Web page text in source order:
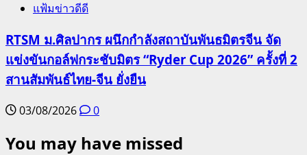
แฟ้มข่าวดีดี
RTSM ม.ศิลปากร ผนึกกำลังสถาบันพันธมิตรจีน จัด
แข่งขันกอล์ฟกระชับมิตร “Ryder Cup 2026” ครั้งที่ 2
สานสัมพันธ์ไทย-จีน ยั่งยืน
03/08/2026 0
You may have missed